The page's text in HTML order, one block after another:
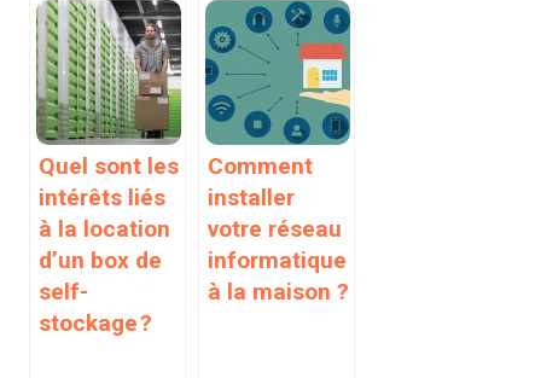
Quel sont les
intérêts liés
à la location
d’un box de
self-
stockage ?
Comment
installer
votre réseau
informatique
à la maison ?